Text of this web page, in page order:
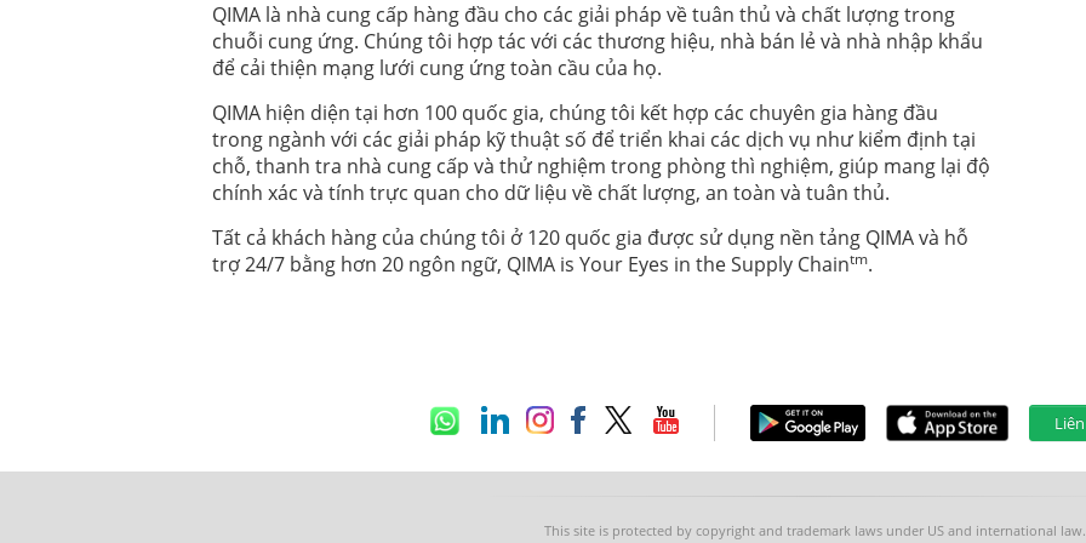
Xem Ngay Theo Yêu Cầu VN
NHỮNG CẬP NHẬT MỚI NHẤT VỀ SVHCS VÀ GIẢI PHÁP ĐỂ DUY TRÌ SỰ TUÂN
Xem Ngay Theo Yêu Cầu EN
IMPLEMENTATION OF THE EU BATTERY REGULATION: CHALLENGES AND
APPROPRIATE ACTIONS FOR EMP DEVIATIONS
QIMA là nhà cung cấp hàng đầu cho các giải pháp về tuân thủ và chất lượng trong
chuỗi cung ứng. Chúng tôi hợp tác với các thương hiệu, nhà bán lẻ và nhà nhập khẩu
để cải thiện mạng lưới cung ứng toàn cầu của họ.
QIMA hiện diện tại hơn 100 quốc gia, chúng tôi kết hợp các chuyên gia hàng đầu
trong ngành với các giải pháp kỹ thuật số để triển khai các dịch vụ như kiểm định tại
chỗ, thanh tra nhà cung cấp và thử nghiệm trong phòng thì nghiệm, giúp mang lại độ
chính xác và tính trực quan cho dữ liệu về chất lượng, an toàn và tuân thủ.
Tất cả khách hàng của chúng tôi ở 120 quốc gia được sử dụng nền tảng QIMA và hỗ
trợ 24/7 bằng hơn 20 ngôn ngữ, QIMA is Your Eyes in the Supply Chaintm.
This site is protected by copyright and trademark laws under US and international law.